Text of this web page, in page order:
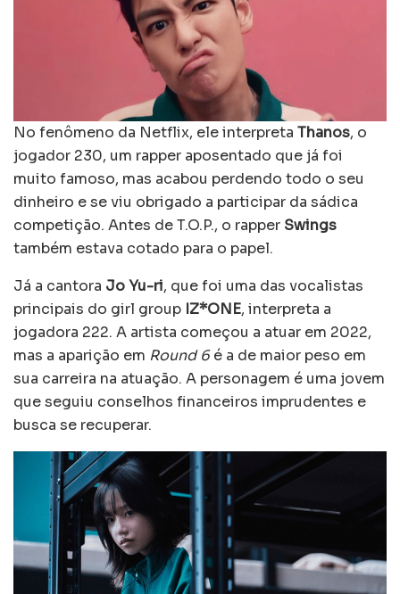
No fenômeno da Netflix, ele interpreta Thanos, o
jogador 230, um rapper aposentado que já foi
muito famoso, mas acabou perdendo todo o seu
dinheiro e se viu obrigado a participar da sádica
competição. Antes de T.O.P., o rapper Swings
também estava cotado para o papel.
Já a cantora Jo Yu-ri, que foi uma das vocalistas
principais do girl group IZ*ONE, interpreta a
jogadora 222. A artista começou a atuar em 2022,
mas a aparição em Round 6é a de maior peso em
sua carreira na atuação. A personagem é uma jovem
que seguiu conselhos financeiros imprudentes e
busca se recuperar.